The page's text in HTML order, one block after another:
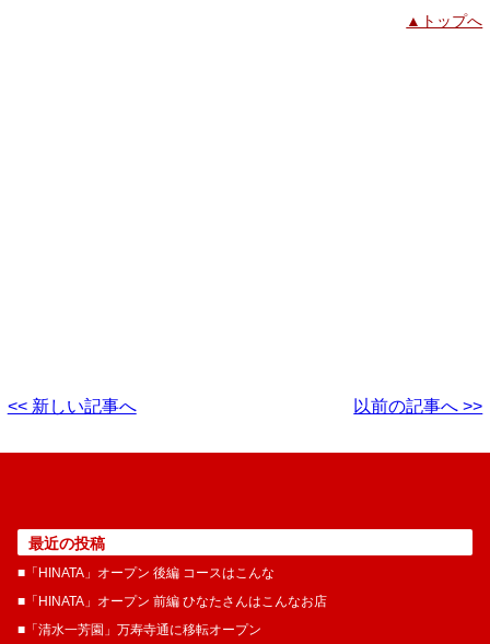
▲トップへ
<< 新しい記事へ 以前の記事へ >>
最近の投稿
■「HINATA」オープン 後編 コースはこんな
■「HINATA」オープン 前編 ひなたさんはこんなお店
■「清水一芳園」万寿寺通に移転オープン